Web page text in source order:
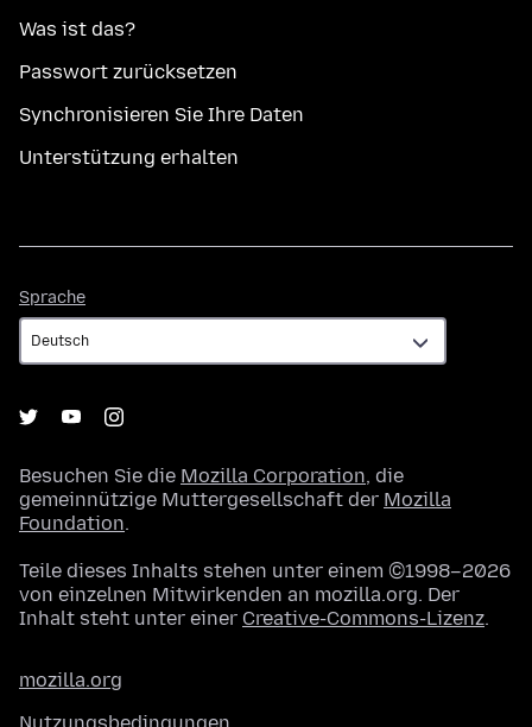
Was ist das?
Passwort zurücksetzen
Synchronisieren Sie Ihre Daten
Unterstützung erhalten
Sprache
Besuchen Sie die Mozilla Corporation, die
gemeinnützige Muttergesellschaft der Mozilla
Foundation.
Teile dieses Inhalts stehen unter einem ©1998–2026
von einzelnen Mitwirkenden an mozilla.org. Der
Inhalt steht unter einer Creative-Commons-Lizenz.
mozilla.org